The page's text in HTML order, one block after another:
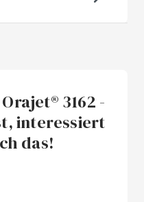
3162 -
interessiert
das!